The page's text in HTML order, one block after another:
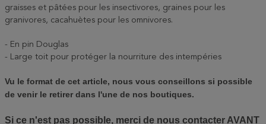
graisses et pâtées pour les insectivores, graines pour les
granivores, cacahuètes pour les omnivores.
- En pin Douglas
- Large toit pour protéger la nourriture des intempéries
Vu le format de cet article, nous vous conseillons si possible
de venir le retirer dans l'une de nos boutiques.
Si ce n'est pas possible, merci de nous contacter AVANT